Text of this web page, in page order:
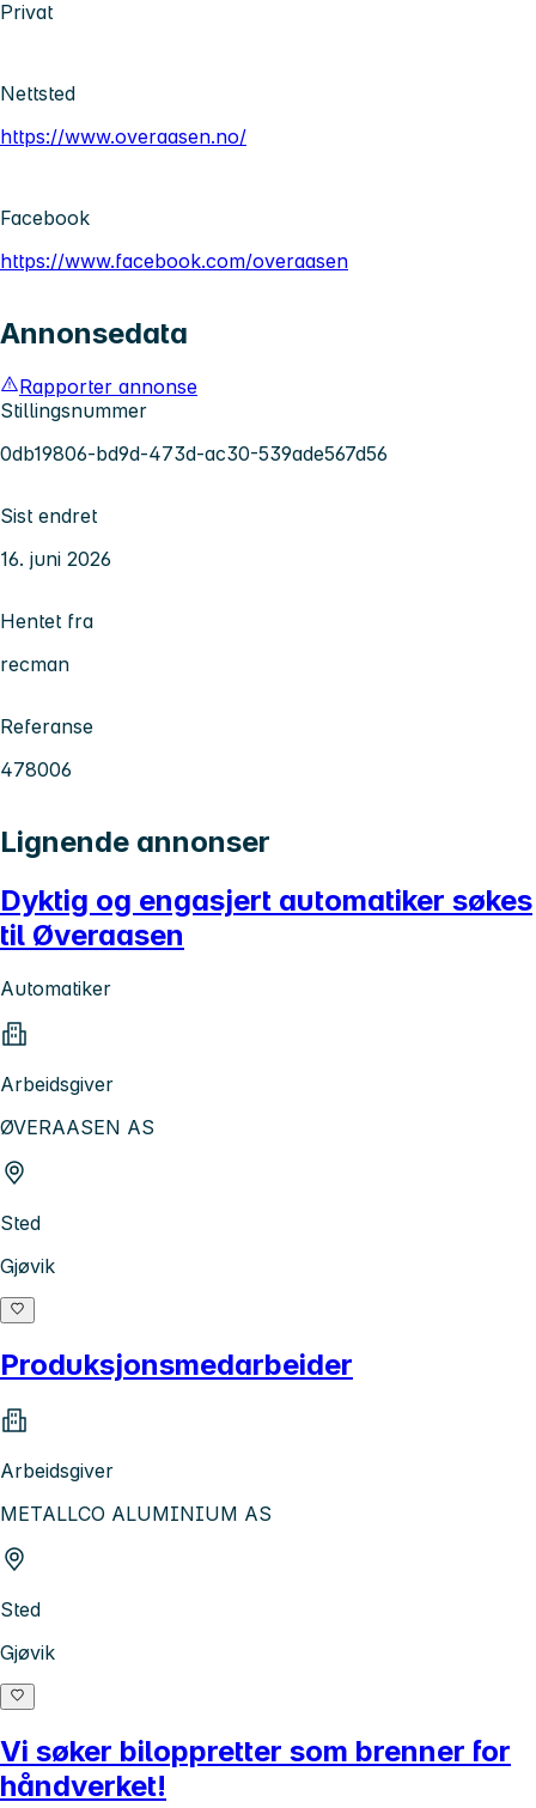
Privat
Nettsted
https://www.overaasen.no/
Facebook
https://www.facebook.com/overaasen
Annonsedata
Rapporter annonse
Stillingsnummer
0db19806-bd9d-473d-ac30-539ade567d56
Sist endret
16. juni 2026
Hentet fra
recman
Referanse
478006
Lignende annonser
Dyktig og engasjert automatiker søkes
til Øveraasen
Automatiker
Arbeidsgiver
ØVERAASEN AS
Sted
Gjøvik
Produksjonsmedarbeider
Arbeidsgiver
METALLCO ALUMINIUM AS
Sted
Gjøvik
Vi søker biloppretter som brenner for
håndverket!